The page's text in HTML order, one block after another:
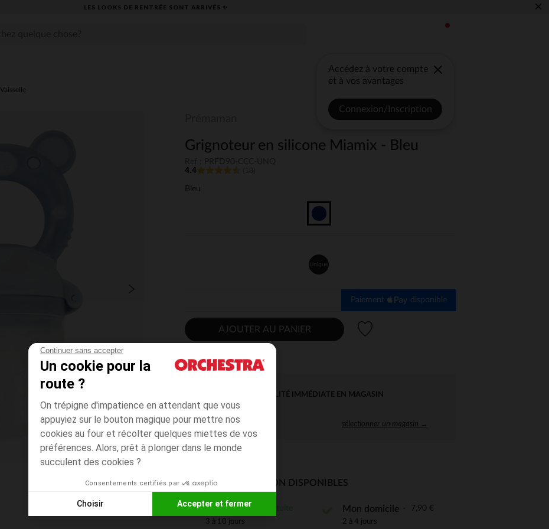
Continuer sans accepter
Un cookie pour la
route ?
On trépigne d'impatience en attendant que vous
appuyiez sur le bouton magique pour mettre nos
cookies au four et récolter quelques miettes de vos
préférences. Alors, prêt à plonger dans le monde
succulent des cookies ?
Consentements certifiés par
Choisir Accepter et fermer
Plateforme de Gestion du Consentement : Personnalisez vos Options
LES LOOKS DE RENTRÉE SONT ARRIVÉS ✨ ×
Accédez à votre compte
et à vos avantages
Connexion/Inscription
Vaisselle
Grignoteur en silicone Miamix - Bleu
4.4
Bleu
Unique
Paiement disponible
AJOUTER AU PANIER
DISPONIBILITÉ IMMÉDIATE EN MAGASIN
sélectionner un magasin →
MODES DE LIVRAISON DISPONIBLES
En magasin
3 à 10 jours
Mon domicile 7,90 €
2 à 4 jours